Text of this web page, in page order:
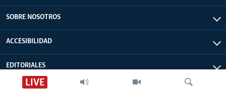
LIVE
SOBRE NOSOTROS
ACCESIBILIDAD
EDITORIALES